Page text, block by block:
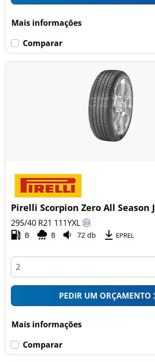
Mais informações
Comparar
Pirelli Scorpion Zero All Season J
295/40 R21 111YXL
B B 72 db EPREL
PEDIR UM ORÇAMENTO
Mais informações
Comparar